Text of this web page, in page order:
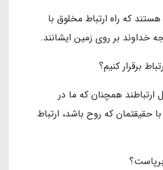
كه راه ارتباط مخلوق با
خداوند بر روى زمين ایشانند.
برقرار كنيم؟
ارتباطند همچنان كه ما در
حقيقتمان كه روح باشد، ارتباط